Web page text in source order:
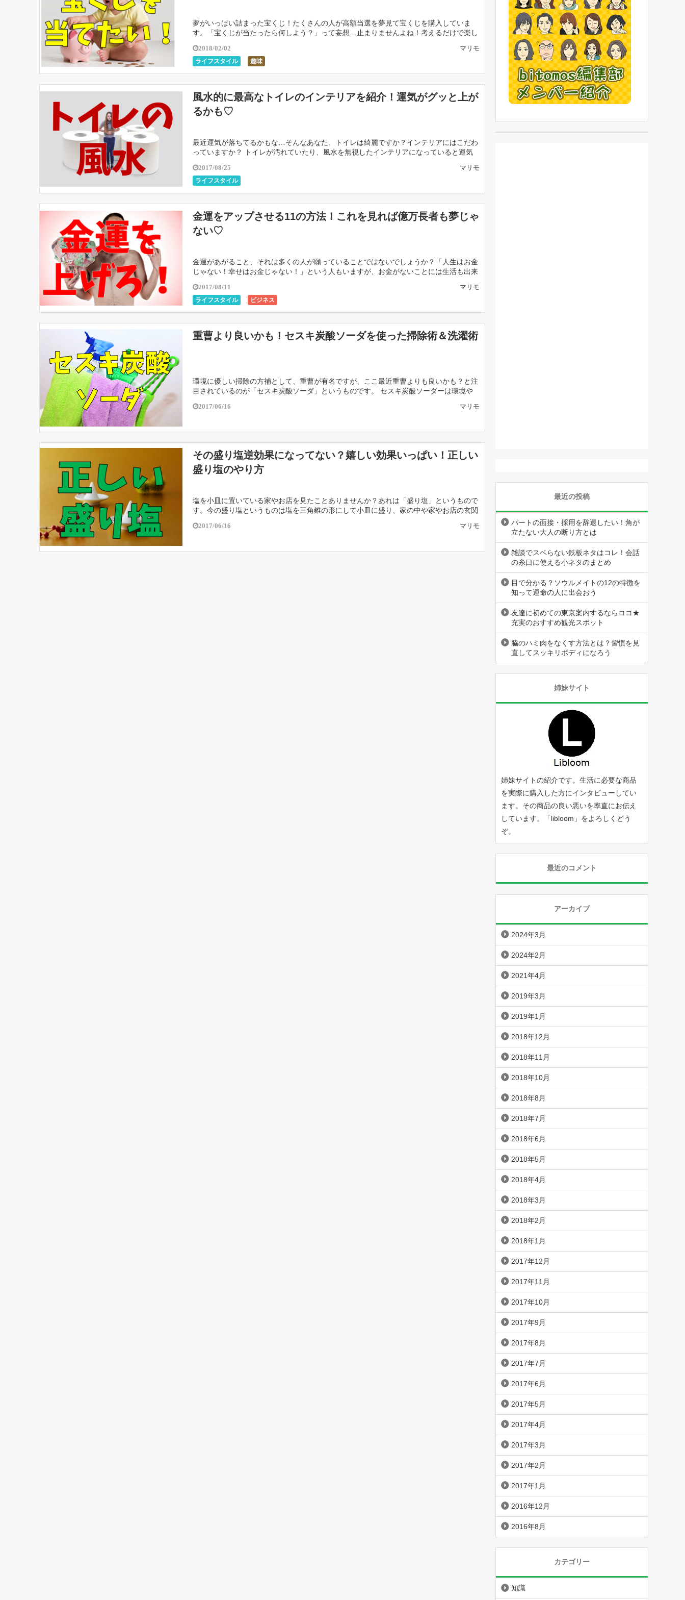
夢がいっぱい詰まった宝くじ！たくさんの人が高額当選を夢見て宝くじを購入していま
す。「宝くじが当たったら何しよう？」って妄想…止まりませんよね！考えるだけで楽し
2018/02/02
ライフスタイル 趣味
マリモ
風水的に最高なトイレのインテリアを紹介！運気がグッと上が
るかも♡
最近運気が落ちてるかもな…そんなあなた、トイレは綺麗ですか？インテリアにはこだわ
っていますか？ トイレが汚れていたり、風水を無視したインテリアになっていると運気
2017/08/25
ライフスタイル
マリモ
金運をアップさせる11の方法！これを見れば億万長者も夢じゃ
ない♡
金運があがること、それは多くの人が願っていることではないでしょうか？「人生はお金
じゃない！幸せはお金じゃない！」という人もいますが、お金がないことには生活も出来
2017/08/11
ライフスタイル ビジネス
マリモ
重曹より良いかも！セスキ炭酸ソーダを使った掃除術＆洗濯術
環境に優しい掃除の方補として、重曹が有名ですが、ここ最近重曹よりも良いかも？と注
目されているのが「セスキ炭酸ソーダ」というものです。 セスキ炭酸ソーダーは環境や
2017/06/16 マリモ
その盛り塩逆効果になってない？嬉しい効果いっぱい！正しい
盛り塩のやり方
塩を小皿に置いている家やお店を見たことありませんか？あれは「盛り塩」というもので
す。今の盛り塩というものは塩を三角錐の形にして小皿に盛り、家の中や家やお店の玄関
2017/06/16 マリモ
最近の投稿
パートの面接・採用を辞退したい！角が
立たない大人の断り方とは
雑談でスベらない鉄板ネタはコレ！会話
の糸口に使える小ネタのまとめ
目で分かる？ソウルメイトの12の特徴を
知って運命の人に出会おう
友達に初めての東京案内するならココ★
充実のおすすめ観光スポット
脇のハミ肉をなくす方法とは？習慣を見
直してスッキリボディになろう
姉妹サイト
姉妹サイトの紹介です。生活に必要な商品
を実際に購入した方にインタビューしてい
ます。その商品の良い悪いを率直にお伝え
しています。「libloom 」をよろしくどう
ぞ。
最近のコメント
アーカイブ
2024年3月
2024年2月
2021年4月
2019年3月
2019年1月
2018年12月
2018年11月
2018年10月
2018年8月
2018年7月
2018年6月
2018年5月
2018年4月
2018年3月
2018年2月
2018年1月
2017年12月
2017年11月
2017年10月
2017年9月
2017年8月
2017年7月
2017年6月
2017年5月
2017年4月
2017年3月
2017年2月
2017年1月
2016年12月
2016年8月
カテゴリー
知識